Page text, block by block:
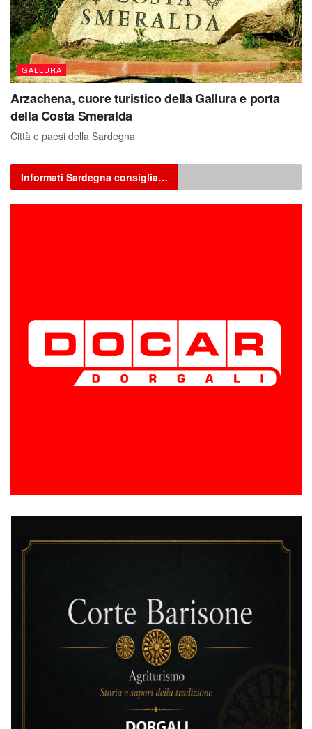
GALLURA
Arzachena, cuore turistico della Gallura e porta
della Costa Smeralda
Città e paesi della Sardegna
Informati Sardegna consiglia…